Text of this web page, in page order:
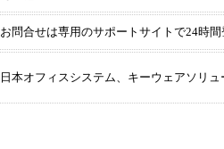
お問合せは専用のサポートサイトで24時
日本オフィスシステム、キーウェアソリ